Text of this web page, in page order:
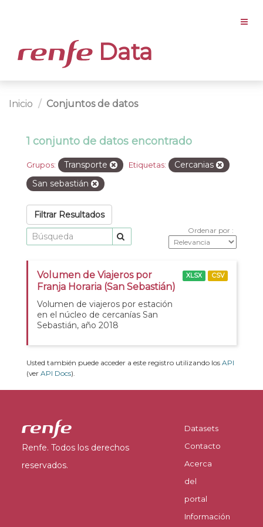
Data
Inicio Conjuntos de datos
1 conjunto de datos encontrado
Grupos: Transporte Etiquetas:
Cercanias
San sebastián
Filtrar Resultados
Ordenar por
Volumen de Viajeros por
Franja Horaria (San Sebastián)
Volumen de viajeros por estación
en el núcleo de cercanías San
Sebastián, año 2018
XLSX CSV
Usted también puede acceder a este registro utilizando los API
(ver API Docs).
Renfe. Todos los derechos
reservados.
Datasets
Contacto
Acerca
del
portal
Información